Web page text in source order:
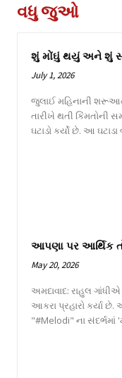
વધુ જુઓ
શું મોંઘું થયું અને શું
July 1, 2026
જુલાઈ મહિનાની
તારીખે થતી કિંમતોની
ઘટાડો કર્યો છે. આ
આપણા પર આર્થિક
May 20, 2026
અમદાવાદ: રાહુલ
આકરા પ્રહારો કર્યા
"#Melodi" ના